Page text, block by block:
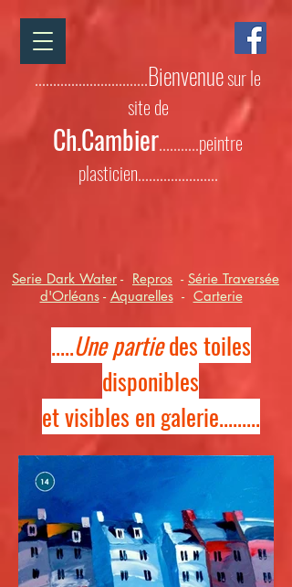
...............................Bienvenuesur le
site de
Ch.Cambier...........peintre
plasticien......................
Serie Dark Water - Repros - Série Traversée
d'Orléans- Aquarelles- Carterie
.....Une partiedes toiles
disponibles
et visibles en galerie.........